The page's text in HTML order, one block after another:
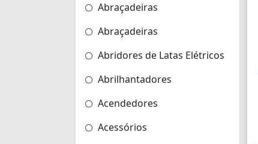
Abraçadeiras
Abraçadeiras
Abridores de Latas Elétricos
Abrilhantadores
Acendedores
Acessórios